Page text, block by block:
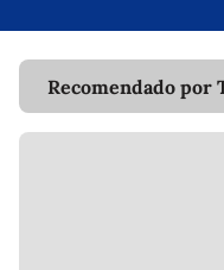
Recomendado por